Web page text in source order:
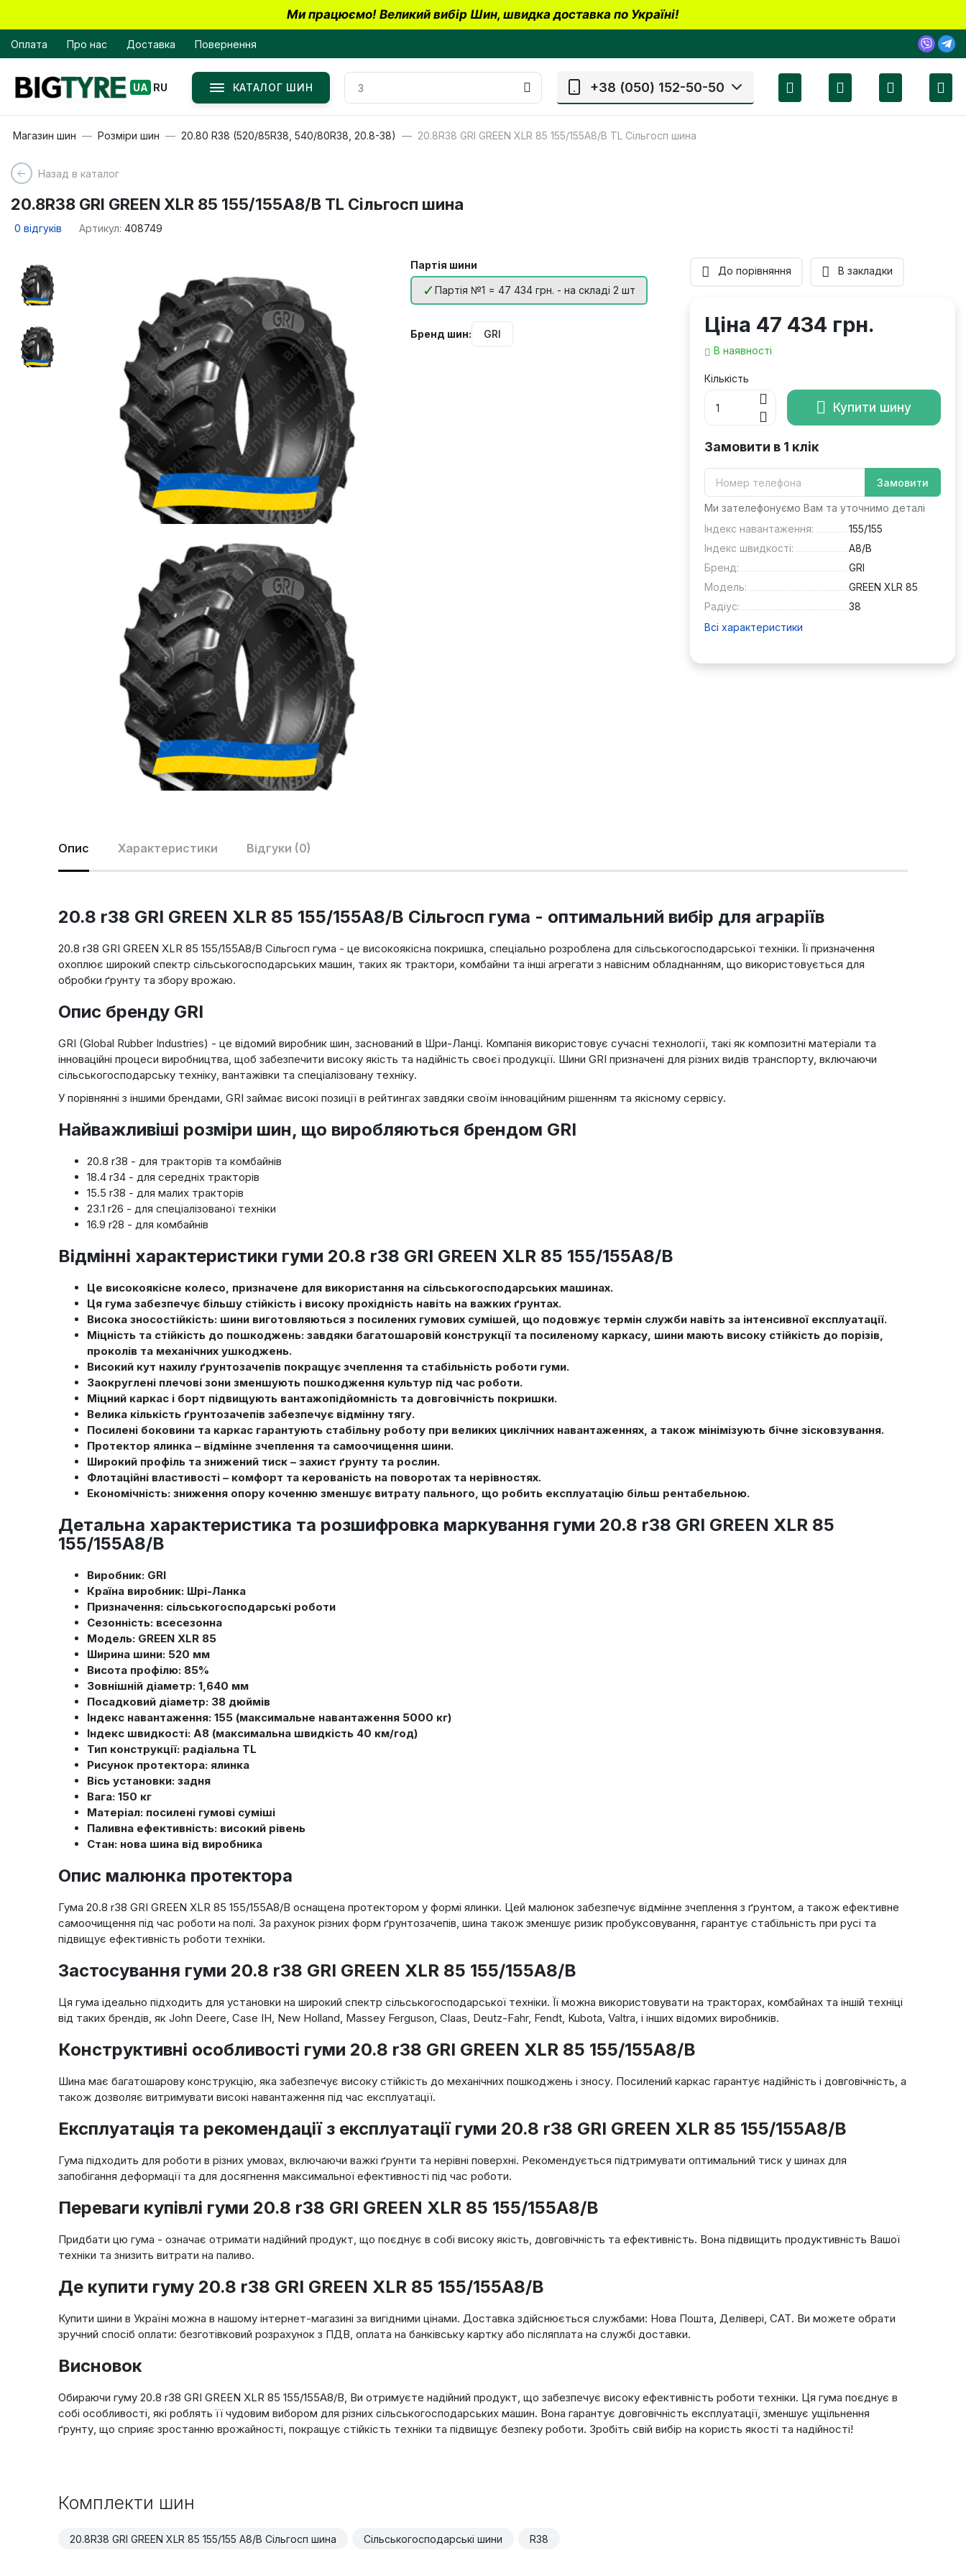
Ми працюємо! Великий вибір Шин, швидка доставка по Україні!
Оплата Про нас Доставка Повернення
UA RU КАТАЛОГ ШИН +38 (050) 152-50-50
Магазин шин Розміри шин 20.80 R38 (520/85R38, 540/80R38, 20.8-38) 20.8R38 GRI GREEN XLR 85 155/155A8/B TL Сільгосп шина
Назад в каталог
20.8R38 GRI GREEN XLR 85 155/155A8/B TL Сільгосп шина
0 відгуків Артикул: 408749
Партія шини
Партія №1 = 47 434 грн. - на складі 2 шт
Бренд шин: GRI
До порівняння В закладки
Ціна 47 434 грн.
В наявності
Кількість
Купити шину
Замовити в 1 клік
Замовити
Ми зателефонуємо Вам та уточнимо деталі
Індекс навантаження:
155/155
Індекс швидкості:
A8/B
Бренд:
GRI
Модель:
GREEN XLR 85
Радіус:
38
Всі характеристики
Опис Характеристики Відгуки (0)
20.8 r38 GRI GREEN XLR 85 155/155A8/B Сільгосп гума - оптимальний вибір для аграріїв
20.8 r38 GRI GREEN XLR 85 155/155A8/B Сільгосп гума - це високоякісна покришка, спеціально розроблена для сільськогосподарської техніки. Її призначення
охоплює широкий спектр сільськогосподарських машин, таких як трактори, комбайни та інші агрегати з навісним обладнанням, що використовується для
обробки ґрунту та збору врожаю.
Опис бренду GRI
GRI (Global Rubber Industries) - це відомий виробник шин, заснований в Шри-Ланці. Компанія використовує сучасні технології, такі як композитні матеріали та
інноваційні процеси виробництва, щоб забезпечити високу якість та надійність своєї продукції. Шини GRI призначені для різних видів транспорту, включаючи
сільськогосподарську техніку, вантажівки та спеціалізовану техніку.
У порівнянні з іншими брендами, GRI займає високі позиції в рейтингах завдяки своїм інноваційним рішенням та якісному сервісу.
Найважливіші розміри шин, що виробляються брендом GRI
20.8 r38 - для тракторів та комбайнів
18.4 r34 - для середніх тракторів
15.5 r38 - для малих тракторів
23.1 r26 - для спеціалізованої техніки
16.9 r28 - для комбайнів
Відмінні характеристики гуми 20.8 r38 GRI GREEN XLR 85 155/155A8/B
Це високоякісне колесо, призначене для використання на сільськогосподарських машинах.
Ця гума забезпечує більшу стійкість і високу прохідність навіть на важких ґрунтах.
Висока зносостійкість: шини виготовляються з посилених гумових сумішей, що подовжує термін служби навіть за інтенсивної експлуатації.
Міцність та стійкість до пошкоджень: завдяки багатошаровій конструкції та посиленому каркасу, шини мають високу стійкість до порізів,
проколів та механічних ушкоджень.
Високий кут нахилу ґрунтозачепів покращує зчеплення та стабільність роботи гуми.
Заокруглені плечові зони зменшують пошкодження культур під час роботи.
Міцний каркас і борт підвищують вантажопідйомність та довговічність покришки.
Велика кількість ґрунтозачепів забезпечує відмінну тягу.
Посилені боковини та каркас гарантують стабільну роботу при великих циклічних навантаженнях, а також мінімізують бічне зісковзування.
Протектор ялинка – відмінне зчеплення та самоочищення шини.
Широкий профіль та знижений тиск – захист ґрунту та рослин.
Флотаційні властивості – комфорт та керованість на поворотах та нерівностях.
Економічність: зниження опору коченню зменшує витрату пального, що робить експлуатацію більш рентабельною.
Детальна характеристика та розшифровка маркування гуми 20.8 r38 GRI GREEN XLR 85
155/155A8/B
Виробник: GRI
Країна виробник: Шрі-Ланка
Призначення: сільськогосподарські роботи
Сезонність: всесезонна
Модель: GREEN XLR 85
Ширина шини: 520 мм
Висота профілю: 85%
Зовнішній діаметр: 1,640 мм
Посадковий діаметр: 38 дюймів
Індекс навантаження: 155 (максимальне навантаження 5000 кг)
Індекс швидкості: A8 (максимальна швидкість 40 км/год)
Тип конструкції: радіальна TL
Рисунок протектора: ялинка
Вісь установки: задня
Вага: 150 кг
Матеріал: посилені гумові суміші
Паливна ефективність: високий рівень
Стан: нова шина від виробника
Опис малюнка протектора
Гума 20.8 r38 GRI GREEN XLR 85 155/155A8/B оснащена протектором у формі ялинки. Цей малюнок забезпечує відмінне зчеплення з ґрунтом, а також ефективне
самоочищення під час роботи на полі. За рахунок різних форм ґрунтозачепів, шина також зменшує ризик пробуксовування, гарантує стабільність при русі та
підвищує ефективність роботи техніки.
Застосування гуми 20.8 r38 GRI GREEN XLR 85 155/155A8/B
Ця гума ідеально підходить для установки на широкий спектр сільськогосподарської техніки. Її можна використовувати на тракторах, комбайнах та іншій техніці
від таких брендів, як John Deere, Case IH, New Holland, Massey Ferguson, Claas, Deutz-Fahr, Fendt, Kubota, Valtra, і інших відомих виробників.
Конструктивні особливості гуми 20.8 r38 GRI GREEN XLR 85 155/155A8/B
Шина має багатошарову конструкцію, яка забезпечує високу стійкість до механічних пошкоджень і зносу. Посилений каркас гарантує надійність і довговічність, а
також дозволяє витримувати високі навантаження під час експлуатації.
Експлуатація та рекомендації з експлуатації гуми 20.8 r38 GRI GREEN XLR 85 155/155A8/B
Гума підходить для роботи в різних умовах, включаючи важкі ґрунти та нерівні поверхні. Рекомендується підтримувати оптимальний тиск у шинах для
запобігання деформації та для досягнення максимальної ефективності під час роботи.
Переваги купівлі гуми 20.8 r38 GRI GREEN XLR 85 155/155A8/B
Придбати цю гума - означає отримати надійний продукт, що поєднує в собі високу якість, довговічність та ефективність. Вона підвищить продуктивність Вашої
техніки та знизить витрати на паливо.
Де купити гуму 20.8 r38 GRI GREEN XLR 85 155/155A8/B
Купити шини в Україні можна в нашому інтернет-магазині за вигідними цінами. Доставка здійснюється службами: Нова Пошта, Делівері, САТ. Ви можете обрати
зручний спосіб оплати: безготівковий розрахунок з ПДВ, оплата на банківську картку або післяплата на службі доставки.
Висновок
Обираючи гуму 20.8 r38 GRI GREEN XLR 85 155/155A8/B, Ви отримуєте надійний продукт, що забезпечує високу ефективність роботи техніки. Ця гума поєднує в
собі особливості, які роблять її чудовим вибором для різних сільськогосподарських машин. Вона гарантує довговічність експлуатації, зменшує ущільнення
ґрунту, що сприяє зростанню врожайності, покращує стійкість техніки та підвищує безпеку роботи. Зробіть свій вибір на користь якості та надійності!
Комплекти шин
20.8R38 GRI GREEN XLR 85 155/155 A8/B Сільгосп шина Сільськогосподарські шини R38